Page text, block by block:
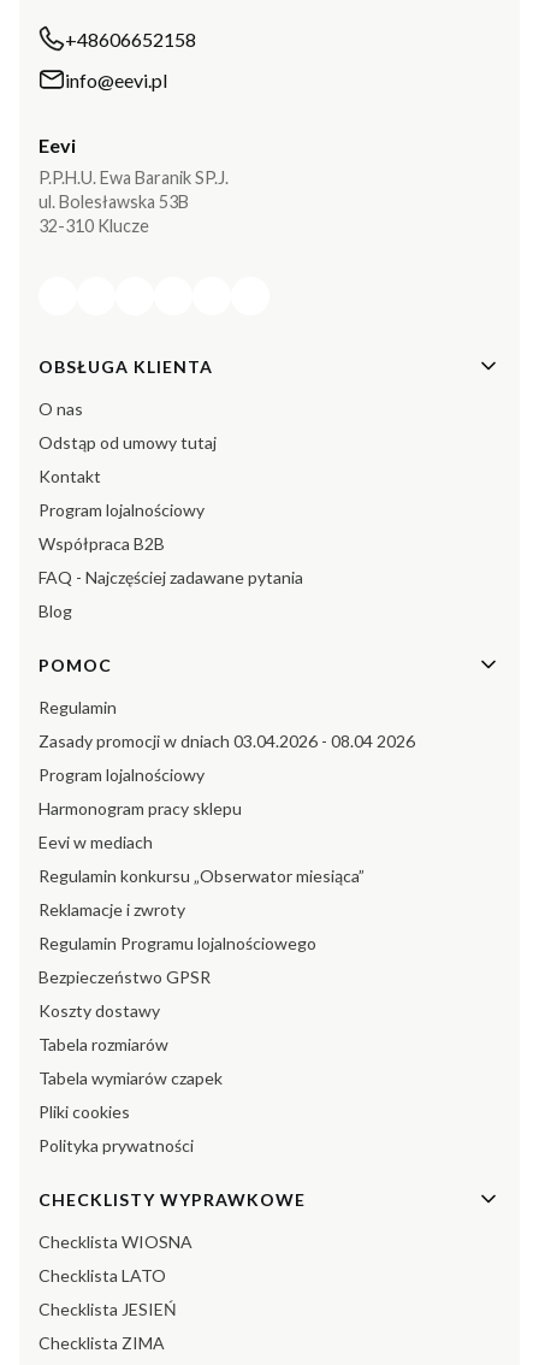
+48606652158
info@eevi.pl
Eevi
P.P.H.U. Ewa Baranik SP.J.
ul. Bolesławska 53B
32-310 Klucze
Linki w stopce
OBSŁUGA KLIENTA
O nas
Odstąp od umowy tutaj
Kontakt
Program lojalnościowy
Współpraca B2B
FAQ - Najczęściej zadawane pytania
Blog
POMOC
Regulamin
Zasady promocji w dniach 03.04.2026 - 08.04 2026
Program lojalnościowy
Harmonogram pracy sklepu
Eevi w mediach
Regulamin konkursu „Obserwator miesiąca”
Reklamacje i zwroty
Regulamin Programu lojalnościowego
Bezpieczeństwo GPSR
Koszty dostawy
Tabela rozmiarów
Tabela wymiarów czapek
Pliki cookies
Polityka prywatności
CHECKLISTY WYPRAWKOWE
Checklista WIOSNA
Checklista LATO
Checklista JESIEŃ
Checklista ZIMA